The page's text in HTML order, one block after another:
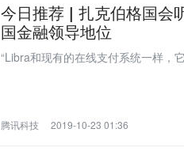
今日推荐 | 扎克伯格国会
国金融领导地位
“Libra和现有的在线支付系统一样，
腾讯科技 2019-10-23 01:36